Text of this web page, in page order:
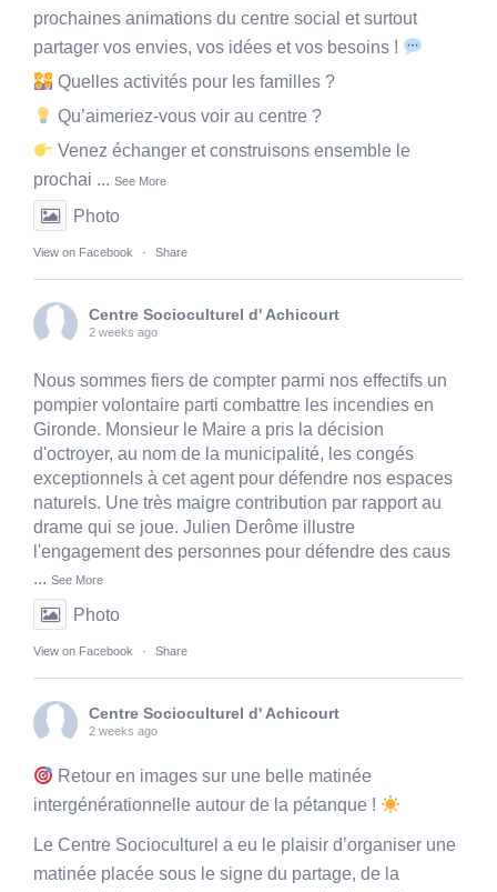
prochaines animations du centre social et surtout
partager vos envies, vos idées et vos besoins !
Quelles activités pour les familles ?
Qu’aimeriez-vous voir au centre ?
Venez échanger et construisons ensemble le
prochai ... See More
Photo
View on Facebook · Share
Centre Socioculturel d' Achicourt
2 weeks ago
Nous sommes fiers de compter parmi nos effectifs un
pompier volontaire parti combattre les incendies en
Gironde. Monsieur le Maire a pris la décision
d'octroyer, au nom de la municipalité, les congés
exceptionnels à cet agent pour défendre nos espaces
naturels. Une très maigre contribution par rapport au
drame qui se joue. Julien Derôme illustre
l'engagement des personnes pour défendre des caus
... See More
Photo
View on Facebook · Share
Centre Socioculturel d' Achicourt
2 weeks ago
Retour en images sur une belle matinée
intergénérationnelle autour de la pétanque !
Le Centre Socioculturel a eu le plaisir d’organiser une
matinée placée sous le signe du partage, de la